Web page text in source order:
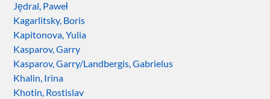
Jędral, Paweł
Kagarlitsky, Boris
Kapitonova, Yulia
Kasparov, Garry
Kasparov, Garry/Landbergis, Gabrielus
Khalin, Irina
Khotin, Rostislav